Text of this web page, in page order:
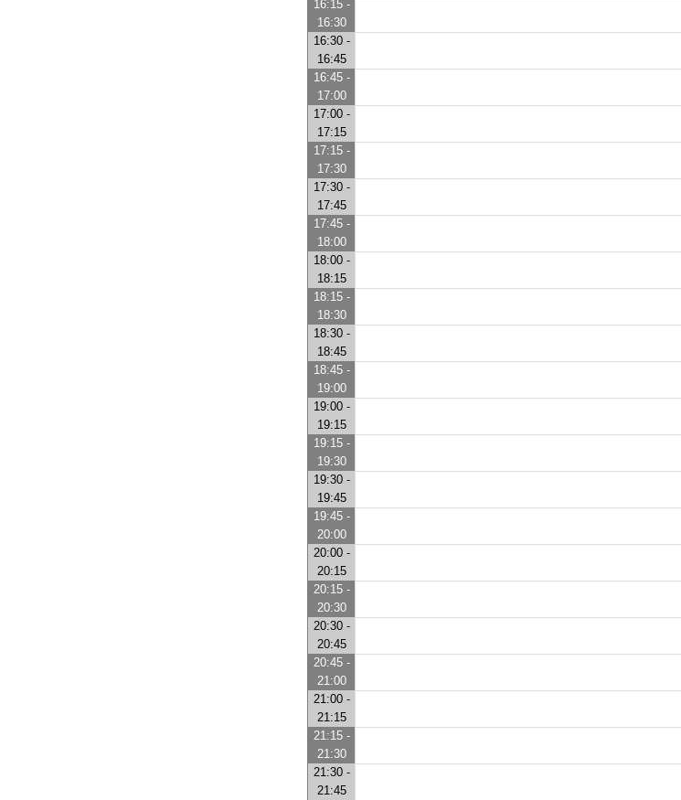
16:15 -
16:30
16:30 -
16:45
16:45 -
17:00
17:00 -
17:15
17:15 -
17:30
17:30 -
17:45
17:45 -
18:00
18:00 -
18:15
18:15 -
18:30
18:30 -
18:45
18:45 -
19:00
19:00 -
19:15
19:15 -
19:30
19:30 -
19:45
19:45 -
20:00
20:00 -
20:15
20:15 -
20:30
20:30 -
20:45
20:45 -
21:00
21:00 -
21:15
21:15 -
21:30
21:30 -
21:45